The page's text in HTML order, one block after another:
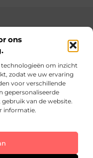
ons
om inzicht
zodat we uw ervaring
voor verschillende
gepersonaliseerde
van de website.
informatie.
Teazy.nl
inzichten en
nét een beetje
maken.